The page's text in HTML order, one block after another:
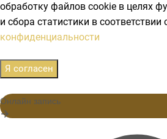
обработку файлов cookie в целях
и сбора статистики в соответствии
конфиденциальности
Я согласен